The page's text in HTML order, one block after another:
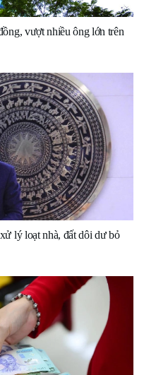
vượt nhiều ông lớn trên
lý loạt nhà, đất dôi dư bỏ